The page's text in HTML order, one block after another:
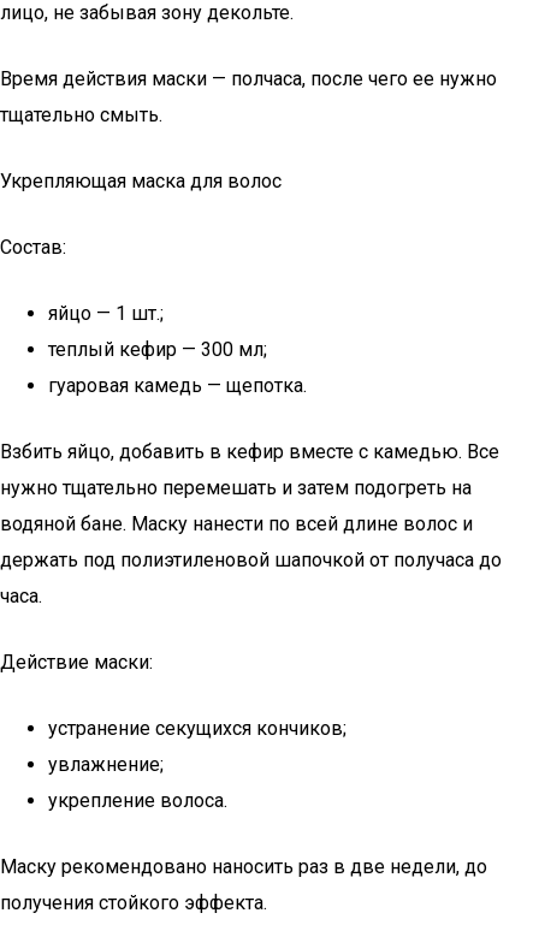
лицо, не забывая зону декольте.
Время действия маски — полчаса, после чего ее нужно
тщательно смыть.
Укрепляющая маска для волос
Состав:
яйцо — 1 шт.;
теплый кефир — 300 мл;
гуаровая камедь — щепотка.
Взбить яйцо, добавить в кефир вместе с камедью. Все
нужно тщательно перемешать и затем подогреть на
водяной бане. Маску нанести по всей длине волос и
держать под полиэтиленовой шапочкой от получаса до
часа.
Действие маски:
устранение секущихся кончиков;
увлажнение;
укрепление волоса.
Маску рекомендовано наносить раз в две недели, до
получения стойкого эффекта.